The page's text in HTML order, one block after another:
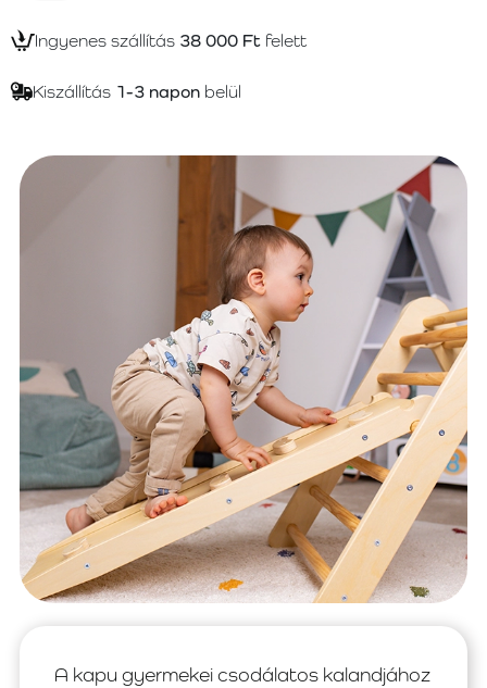
Ingyenes szállítás 38 000 Ft felett
Kiszállítás 1-3 napon belül
A kapu gyermekei csodálatos kalandjához